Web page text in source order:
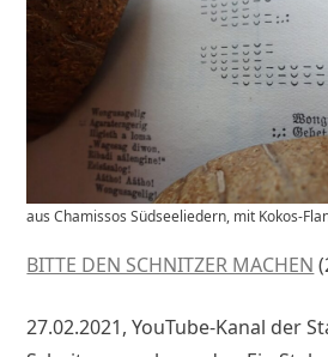
aus Chamissos Südseeliedern, mit Kokos-
BITTE DEN SCHNITZER MACHEN
27.02.2021, YouTube-Kanal der